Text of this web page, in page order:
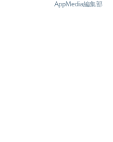
AppMedia編集部